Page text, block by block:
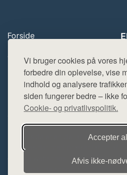
Vi bruger cookies på vores
forbedre din oplevelse, vise
indhold og analysere
siden fungerer bedre – ikke
Cookie- og privatlivspolitik.
Accepter
Afvis
Forside
Top Rabatter
Blog
Kontakt
Denne side er en del af want.dk,
hjemmesider med præsentation af
diverse webshops. Der sælges ikke